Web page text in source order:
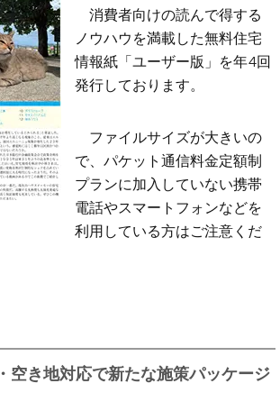
消費者向けの読んで得する
ノウハウを満載した無料住宅
情報紙「ユーザー版」を年4回
発行しております。
ファイルサイズが大きいの
で、パケット通信料金定額制
プランに加入していない携帯
電話やスマートフォンなどを
利用している方はご注意くだ
空き地対応で新たな施策パッケージ